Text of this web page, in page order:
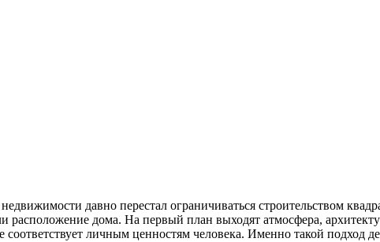
давно перестал ограничиваться строительством
расположение дома. На первый план выходят атмосфера,
соответствует личным ценностям человека. Именно такой